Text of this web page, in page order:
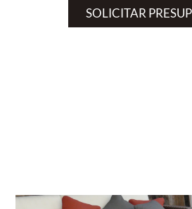
SOLICITAR